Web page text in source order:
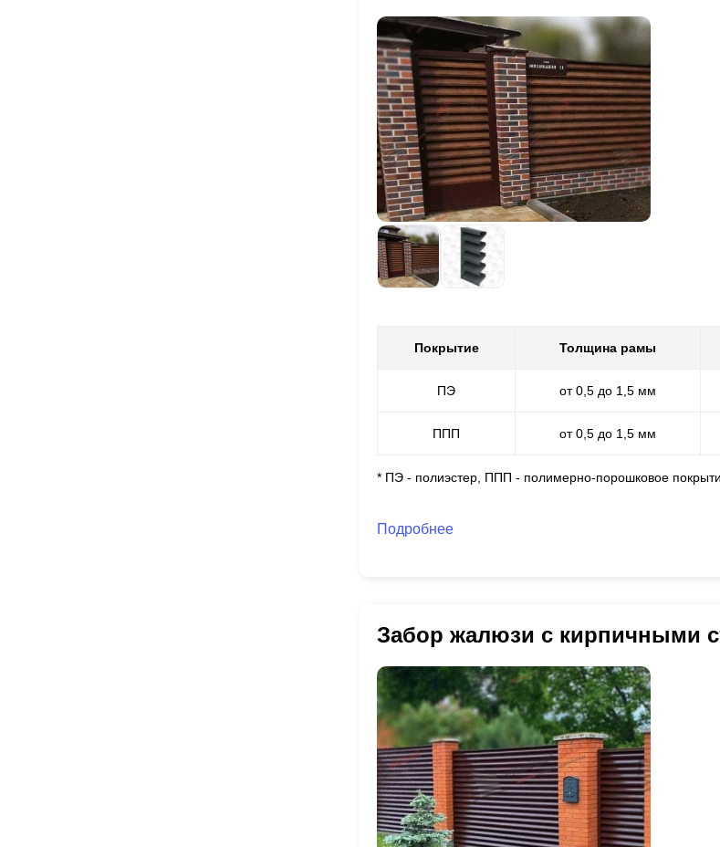
Покрытие Толщина рамы
ПЭ от 0,5 до 1,5 мм
ППП от 0,5 до 1,5 мм
* ПЭ - полиэстер, ППП - полимерно-порошковое
Подробнее
Забор жалюзи с кирпичными